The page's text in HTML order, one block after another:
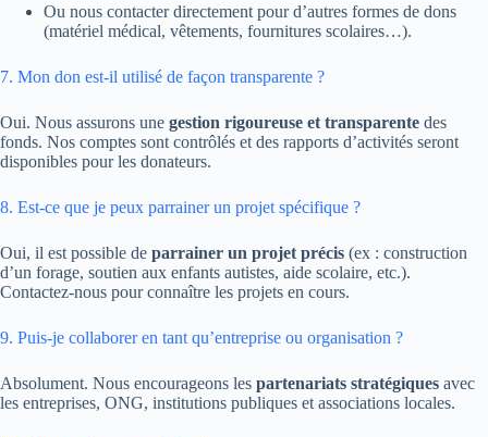
Ou nous contacter directement pour d’autres formes de dons
(matériel médical, vêtements, fournitures scolaires…).
7. Mon don est-il utilisé de façon transparente ?
Oui. Nous assurons une gestion rigoureuse et transparente des
fonds. Nos comptes sont contrôlés et des rapports d’activités seront
disponibles pour les donateurs.
8. Est-ce que je peux parrainer un projet spécifique ?
Oui, il est possible de parrainer un projet précis (ex : construction
d’un forage, soutien aux enfants autistes, aide scolaire, etc.).
Contactez-nous pour connaître les projets en cours.
9. Puis-je collaborer en tant qu’entreprise ou organisation ?
Absolument. Nous encourageons les partenariats stratégiques avec
les entreprises, ONG, institutions publiques et associations locales.